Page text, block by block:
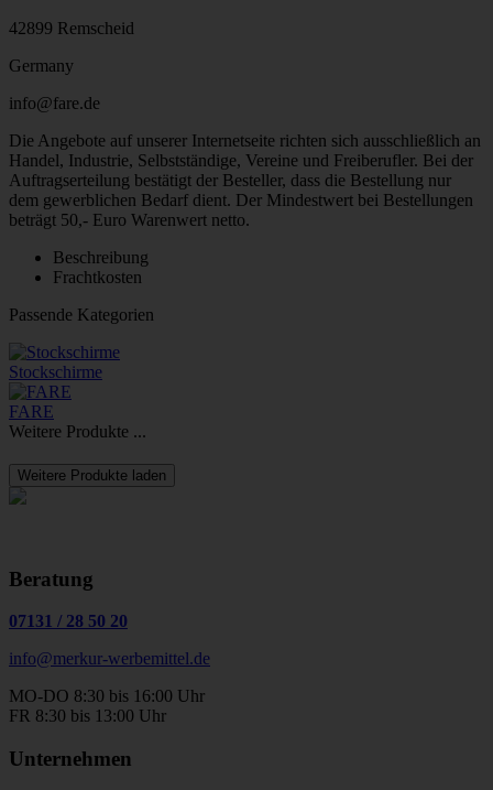
42899 Remscheid
Germany
info@fare.de
Die Angebote auf unserer Internetseite richten sich ausschließlich an
Handel, Industrie, Selbstständige, Vereine und Freiberufler. Bei der
Auftragserteilung bestätigt der Besteller, dass die Bestellung nur
dem gewerblichen Bedarf dient. Der Mindestwert bei Bestellungen
beträgt 50,- Euro Warenwert netto.
Beschreibung
Frachtkosten
Passende Kategorien
Stockschirme
FARE
Weitere Produkte ...
Weitere Produkte laden
Beratung
07131 / 28 50 20
info@merkur-werbemittel.de
MO-DO 8:30 bis 16:00 Uhr
FR 8:30 bis 13:00 Uhr
Unternehmen